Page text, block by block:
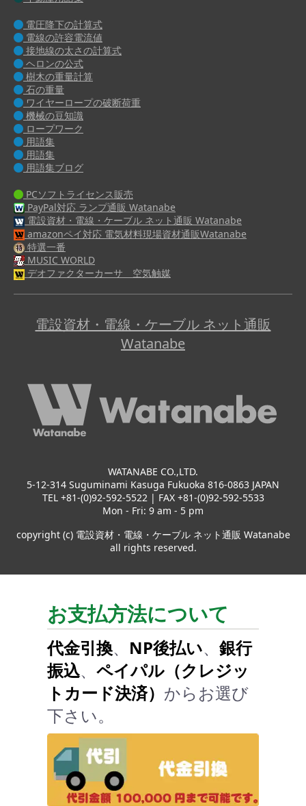
電圧降下の計算式
電線の許容電流値
接地線の太さの計算式
ヘロンの公式
樹木の重量計算
石の重量
ワイヤーロープの破断荷重
機械の豆知識
ロープワーク
用語集
用語集
用語集ブログ
PCソフトライセンス販売
PayPal対応 ランプ通販 Watanabe
電設資材・電線・ケーブル ネット通販 Watanabe
amazonペイ対応 電気材料現場資材通販Watanabe
特選一番
MUSIC WORLD
デオファクターカーサ 空気触媒
電設資材・電線・ケーブル ネット通販
Watanabe
WATANABE CO.,LTD.
5-12-314 Suguminami Kasuga Fukuoka 816-0863 JAPAN
TEL +81-(0)92-592-5522 | FAX +81-(0)92-592-5533
Mon - Fri: 9 am - 5 pm
copyright (c) 電設資材・電線・ケーブル ネット通販 Watanabe
all rights reserved.
お支払方法について
代金引換、 NP後払い、 銀行
振込、 ペイパル（クレジッ
トカード決済） からお選び
下さい。